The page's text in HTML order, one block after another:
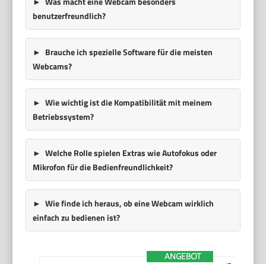
benutzerfreundlich?
Brauche ich spezielle Software für die meisten
Webcams?
Wie wichtig ist die Kompatibilität mit meinem
Betriebssystem?
Welche Rolle spielen Extras wie Autofokus oder
Mikrofon für die Bedienfreundlichkeit?
Wie finde ich heraus, ob eine Webcam wirklich
einfach zu bedienen ist?
ANGEBOT